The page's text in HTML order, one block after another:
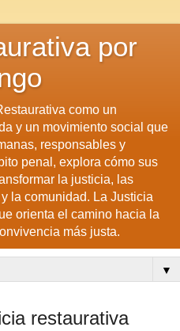
por
como un
y un movimiento social que
responsables y
penal, explora cómo sus
la justicia, las
la comunidad. La Justicia
orienta el camino hacia la
más justa.
▼
restaurativa